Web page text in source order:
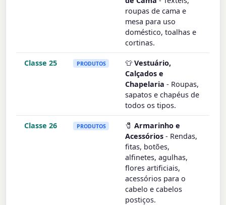
roupas de cama e
mesa para uso
doméstico, toalhas e
cortinas.
Classe 25 PRODUTOS 👕Vestuário,
Calçados e
Chapelaria - Roupas,
sapatos e chapéus de
todos os tipos.
Classe 26 PRODUTOS 🧷Armarinho e
Acessórios - Rendas,
fitas, botões,
alfinetes, agulhas,
flores artificiais,
acessórios para o
cabelo e cabelos
postiços.